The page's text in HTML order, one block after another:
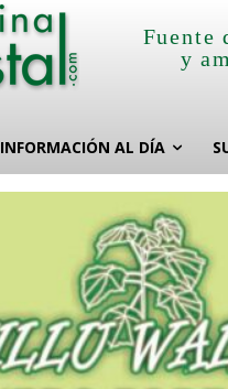
Fuente
y
INFORMACIÓN AL DÍA